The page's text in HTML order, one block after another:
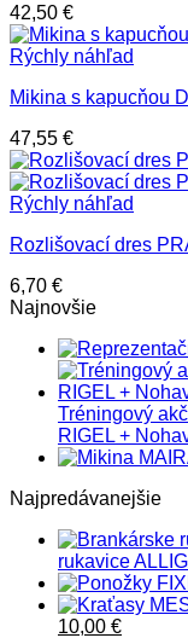
42,50 €
Rýchly náhľad
Mikina s kapucňou
47,55 €
Rýchly náhľad
Rozlišovací dres
6,70 €
Najnovšie
Tréningový
RIGEL +
Najpredávanejšie
rukavice
Pôvodná
10,00 €Aktuálna